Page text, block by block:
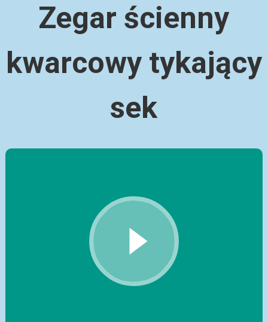
Zegar ścienny
kwarcowy tykający
sek